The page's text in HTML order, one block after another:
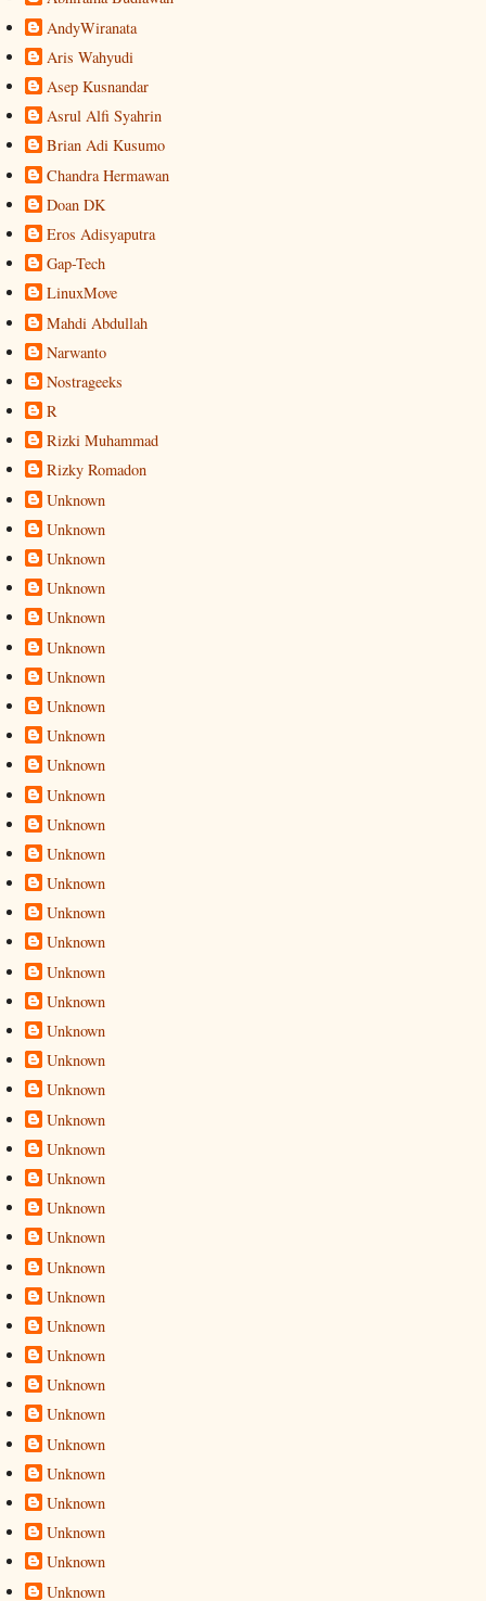
AndyWiranata
Aris Wahyudi
Asep Kusnandar
Asrul Alfi Syahrin
Brian Adi Kusumo
Chandra Hermawan
Doan DK
Eros Adisyaputra
Gap-Tech
LinuxMove
Mahdi Abdullah
Narwanto
Nostrageeks
R
Rizki Muhammad
Rizky Romadon
Unknown
Unknown
Unknown
Unknown
Unknown
Unknown
Unknown
Unknown
Unknown
Unknown
Unknown
Unknown
Unknown
Unknown
Unknown
Unknown
Unknown
Unknown
Unknown
Unknown
Unknown
Unknown
Unknown
Unknown
Unknown
Unknown
Unknown
Unknown
Unknown
Unknown
Unknown
Unknown
Unknown
Unknown
Unknown
Unknown
Unknown
Unknown